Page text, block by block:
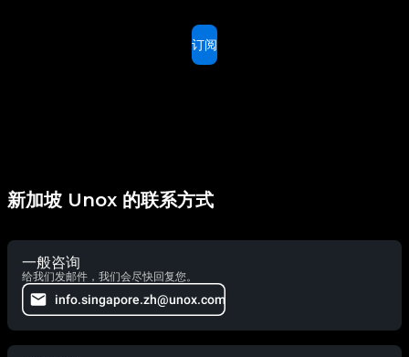
订阅
新加坡 Unox 的联系方式
一般咨询
给我们发邮件，我们会尽快回复您。
info.singapore.zh@unox.com